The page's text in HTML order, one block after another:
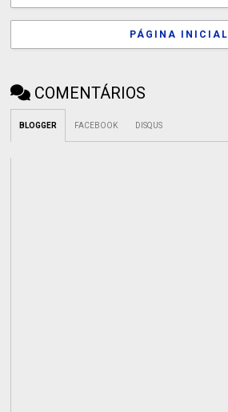
PÁGINA INICIAL
COMENTÁRIOS
BLOGGER FACEBOOK DISQUS